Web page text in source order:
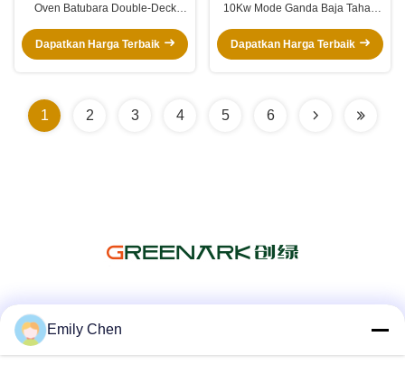
Oven Batubara Double-Deck
Lemari Bagian Bawah
Dapatkan Harga Terbaik
10Kw Mode Ganda Baja Tahan
Barbekyu Komersial
Dapatkan Harga Terbaik
1 2 3 4 5 6
Emily Chen